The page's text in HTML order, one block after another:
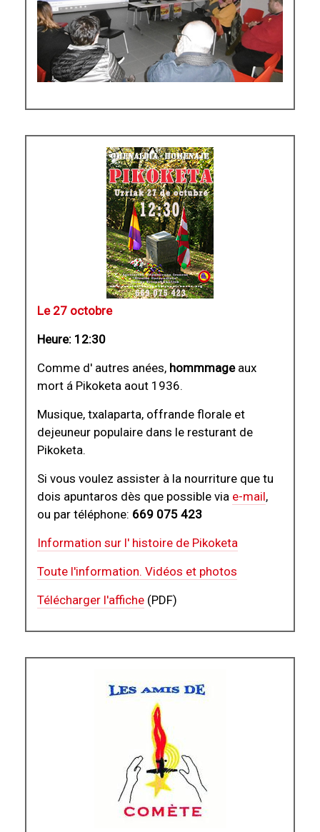
Le 27 octobre
Heure: 12:30
Comme d' autres anées, hommmageaux
mort á Pikoketa aout 1936.
Musique, txalaparta, offrande florale et
dejeuneur populaire dans le resturant de
Pikoketa.
Si vous voulez assister à la nourriture que tu
dois apuntaros dès que possible via e-mail,
ou par téléphone: 669 075 423
Information sur l' histoire de Pikoketa
Toute l'information. Vidéos et photos
Télécharger l'affiche (PDF)